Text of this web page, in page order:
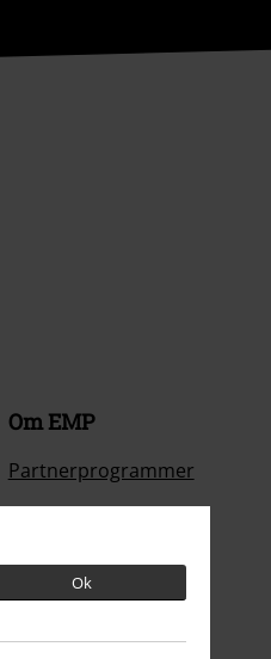
Ok
Om EMP
Partnerprogrammer